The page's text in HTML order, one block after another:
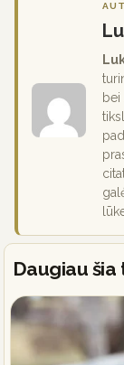
bei
Daugiau šia